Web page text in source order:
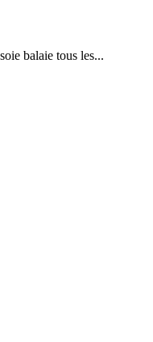
balaie tous les...